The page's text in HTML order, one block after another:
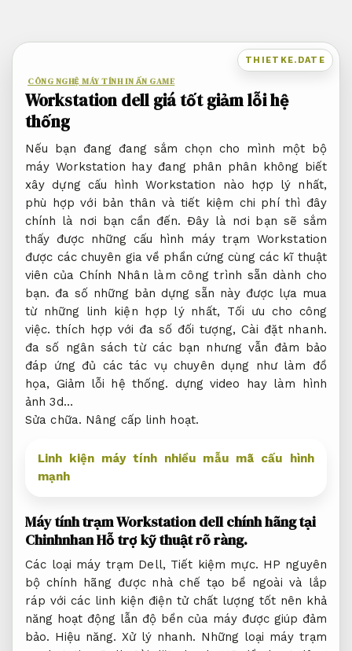
THIETKE.DATE
CÔNG NGHỆ MÁY TÍNH IN ẤN GAME
Workstation dell giá tốt giảm lỗi hệ
thống
Nếu bạn đang đang sắm chọn cho mình một bộ
máy Workstation hay đang phân phân không biết
xây dựng cấu hình Workstation nào hợp lý nhất,
phù hợp với bản thân và tiết kiệm chi phí thì đây
chính là nơi bạn cần đến. Đây là nơi bạn sẽ sắm
thấy được những cấu hình máy trạm Workstation
được các chuyên gia về phần cứng cùng các kĩ thuật
viên của Chính Nhân làm công trình sẵn dành cho
bạn. đa số những bản dựng sẵn này được lựa mua
từ những linh kiện hợp lý nhất, Tối ưu cho công
việc. thích hợp với đa số đối tượng,Cài đặt nhanh.
đa số ngân sách từ các bạn nhưng vẫn đảm bảo
đáp ứng đủ các tác vụ chuyên dụng như làm đồ
họa, Giảm lỗi hệ thống. dựng video hay làm hình
ảnh 3d…
Sửa chữa. Nâng cấp linh hoạt.
Linh kiện máy tính nhiều mẫu mã cấu hình
mạnh
Máy tính trạm Workstation dell chính hãng tại
ChinhnhanHỗ trợ kỹ thuật rõ ràng.
Các loại máy trạm Dell, Tiết kiệm mực. HP nguyên
bộ chính hãng được nhà chế tạo bề ngoài và lắp
ráp với các linh kiện điện tử chất lượng tốt nên khả
năng hoạt động lẫn độ bền của máy được giúp đảm
bảo. Hiệu năng. Xử lý nhanh. Những loại máy trạm